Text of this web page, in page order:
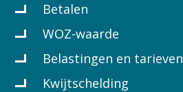
Betalen
WOZ-waarde
Belastingen en tarieven
Kwijtschelding